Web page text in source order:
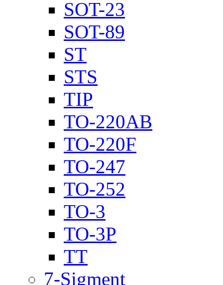
SOT-23
SOT-89
ST
STS
TIP
TO-220AB
TO-220F
TO-247
TO-252
TO-3
TO-3P
TT
7-Sigment